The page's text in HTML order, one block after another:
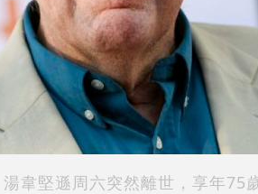
湯韋堅遜周六突然離世，享年75歲